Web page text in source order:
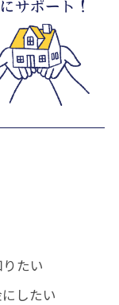
たい
したい